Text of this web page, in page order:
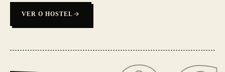
VER O HOSTEL